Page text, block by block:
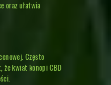
oraz ułatwia
Często
że kwiat konopi CBD